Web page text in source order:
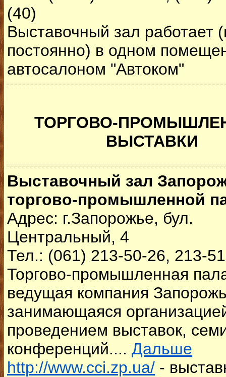
(40)
Выставочный зал работает
постоянно) в одном
автосалоном "Автоком"
ТОРГОВО-
ВЫСТАВКИ
Выставочный зал
торгово-промышленной
Адрес: г.Запорожье, бул.
Центральный, 4
Тел.: (061) 213-50-26, 213-
Торгово-промышленная
ведущая компания
занимающаяся
проведением выставок,
конференций.... Дальше
http://www.cci.zp.ua/ -